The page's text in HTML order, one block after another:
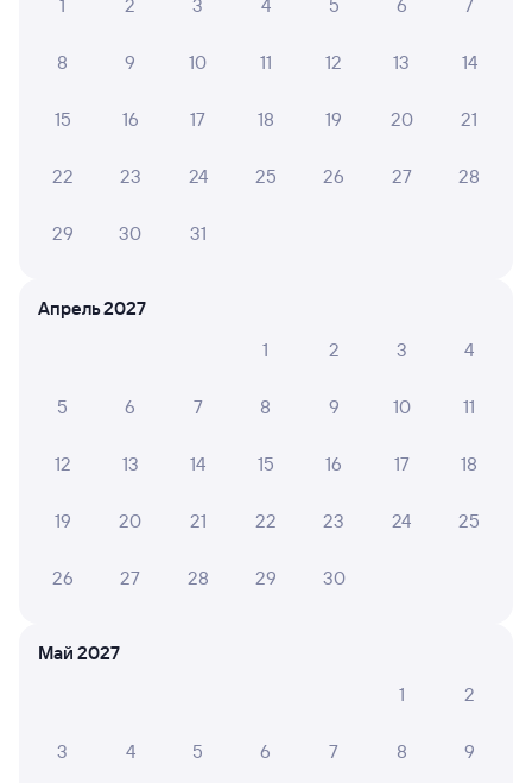
1
2 3 4 5 6 7
8 9 10 11 12 13 14
15 16 17 18 19 20 21
22 23 24 25 26 27 28
29 30 31
Апрель 2027
1
2 3 4
5 6 7 8 9 10 11
12 13 14 15 16 17 18
19 20 21 22 23 24 25
26 27 28 29 30
Май 2027
1
2
3 4 5 6 7 8 9